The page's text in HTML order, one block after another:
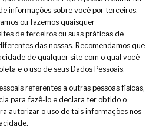
informações sobre você por terceiros.
ou fazemos quaisquer
de terceiros ou suas práticas de
das nossas. Recomendamos que
de qualquer site com o qual você
e o uso de seus Dados Pessoais.
referentes a outras pessoas físicas,
para fazê-lo e declara ter obtido o
autorizar o uso de tais informações nos